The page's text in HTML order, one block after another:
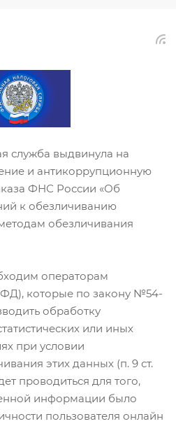
служба выдвинула на
и антикоррупционную
ФНС России «Об
к обезличиванию
обезличивания
операторам
которые по закону №54-
обработку
или иных
при условии
этих данных (п. 9 ст.
проводиться для того,
информации было
пользователя онлайн